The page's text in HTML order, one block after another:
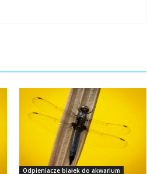
Odpieniacze białek do akwarium